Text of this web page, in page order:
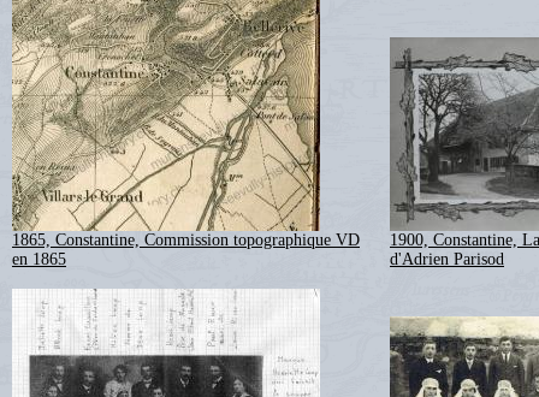
1865, Constantine, Commission topographique VD
en 1865
1900, Constantine,
d'Adrien Parisod